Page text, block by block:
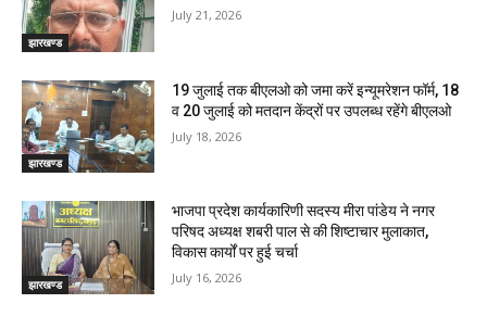
झारखण्ड
July 21, 2026
झारखण्ड
19 जुलाई तक बीएलओ को जमा करें इन्यूमरेशन फॉर्म, 18
व 20 जुलाई को मतदान केंद्रों पर उपलब्ध रहेंगे बीएलओ
July 18, 2026
झारखण्ड
भाजपा प्रदेश कार्यकारिणी सदस्य मीरा पांडेय ने नगर
परिषद अध्यक्ष शबरी पाल से की शिष्टाचार मुलाकात,
विकास कार्यों पर हुई चर्चा
July 16, 2026